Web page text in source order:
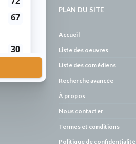
PLAN DU SITE
Accueil
Liste des oeuvres
Liste des comédiens
Recherche avancée
À propos
Nous contacter
Termes et conditions
Politique de confidentialité